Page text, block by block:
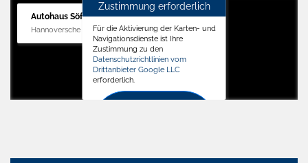
Autohaus Söffker GmbH
Hannoversche Str. 34, 31688 Nienstädt
Zustimmung erforderlich
Für die Aktivierung der Karten- und
Navigationsdienste ist Ihre
Zustimmung zu den
Datenschutzrichtlinien vom
Drittanbieter Google LLC
erforderlich.